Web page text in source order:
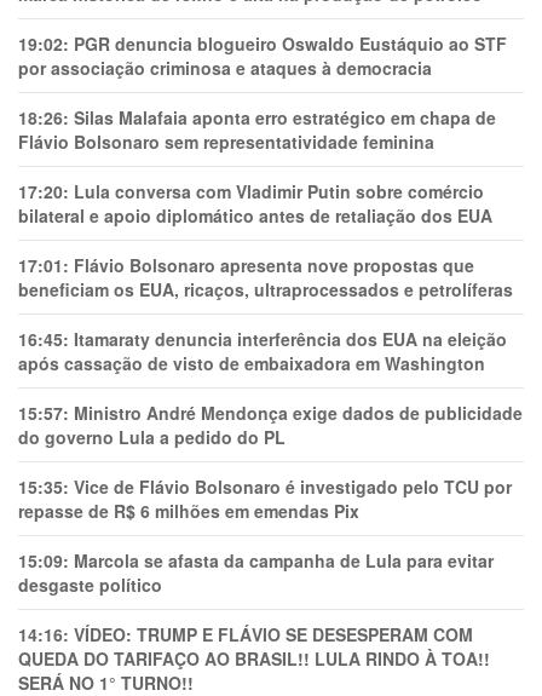
19:02: PGR denuncia blogueiro Oswaldo Eustáquio ao STF
por associação criminosa e ataques à democracia
18:26: Silas Malafaia aponta erro estratégico em chapa de
Flávio Bolsonaro sem representatividade feminina
17:20: Lula conversa com Vladimir Putin sobre comércio
bilateral e apoio diplomático antes de retaliação dos EUA
17:01: Flávio Bolsonaro apresenta nove propostas que
beneficiam os EUA, ricaços, ultraprocessados e petrolíferas
16:45: Itamaraty denuncia interferência dos EUA na eleição
após cassação de visto de embaixadora em Washington
15:57: Ministro André Mendonça exige dados de publicidade
do governo Lula a pedido do PL
15:35: Vice de Flávio Bolsonaro é investigado pelo TCU por
repasse de R$ 6 milhões em emendas Pix
15:09: Marcola se afasta da campanha de Lula para evitar
desgaste político
14:16: VÍDEO: TRUMP E FLÁVIO SE DESESPERAM COM
QUEDA DO TARIFAÇO AO BRASIL!! LULA RINDO À TOA!!
SERÁ NO 1° TURNO!!